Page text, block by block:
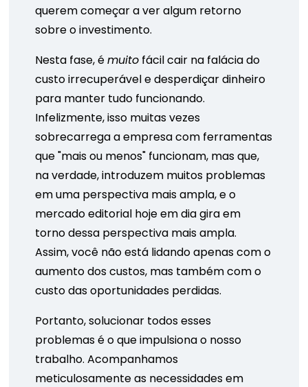
querem começar a ver algum retorno
sobre o investimento.
Nesta fase, émuito fácil cair na falácia do
custo irrecuperável e desperdiçar dinheiro
para manter tudo funcionando.
Infelizmente, isso muitas vezes
sobrecarrega a empresa com ferramentas
que "mais ou menos" funcionam, mas que,
na verdade, introduzem muitos problemas
em uma perspectiva mais ampla, e o
mercado editorial hoje em dia gira em
torno dessa perspectiva mais ampla.
Assim, você não está lidando apenas com o
aumento dos custos, mas também com o
custo das oportunidades perdidas.
Portanto, solucionar todos esses
problemas é o que impulsiona o nosso
trabalho. Acompanhamos
meticulosamente as necessidades em